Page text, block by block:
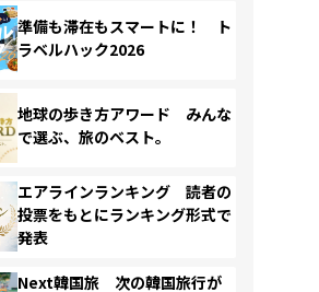
準備も滞在もスマートに！ ト
ラベルハック2026
地球の歩き方アワード みんな
で選ぶ、旅のベスト。
エアラインランキング 読者の
投票をもとにランキング形式で
発表
Next韓国旅 次の韓国旅行が